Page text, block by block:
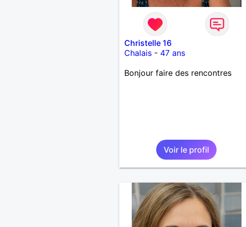
Christelle 16
Chalais- 47 ans
Bonjour faire des rencontres
Voir le profil